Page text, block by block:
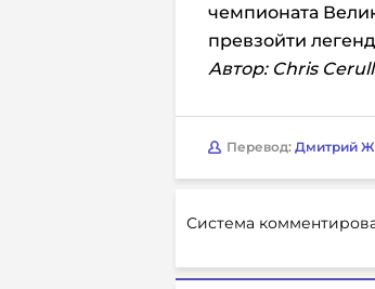
чемпионата
превзойти
Автор: Chris
Перевод: Дмитрий
Система